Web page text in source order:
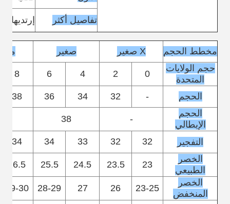
تفاصيل أكثر إرتديها
مخطط الحجم X صغير صغير
حجم الولايات
المتحدة
0
2
4
6
8
الحجم -
32
34
36
38
الحجم
الإيطالي
-
38
التفجير 32
32
33
34
34
الخصر
الطبيعي
23
23.5
24.5
25.5
26.5
الخصر
المنخفض
23-25
26
27
28-29
29-30